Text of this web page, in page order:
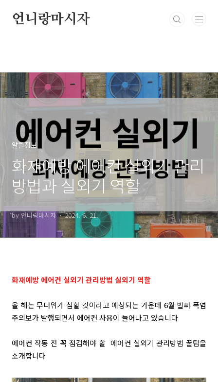
언니랑마시자
알뜰정보
화재예방 에어컨 실외기 관리
방법과 실외기 역할
by 언니랑마시자 2024. 6. 21.
화재예방 에어컨 실외기 관리방법 실외기 역할
올 해는 무더위가 심할 것이라고 예상되는 가운데 6월 벌써 폭염
주의보가 발행되면서 에어컨 사용이 늘어나고 있습니다
에어컨 작동 전 꼭 점검해야 할 에어컨 실외기 관리방법 꿀팁을
소개합니다